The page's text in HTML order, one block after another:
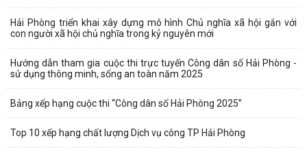
Hải Phòng triển khai xây dựng mô hình Chủ nghĩa xã hội gắn với
con người xã hội chủ nghĩa trong kỷ nguyên mới
Hướng dẫn tham gia cuộc thi trực tuyến Công dân số Hải Phòng -
sử dụng thông minh, sống an toàn năm 2025
Bảng xếp hạng cuộc thi “Công dân số Hải Phòng 2025”
Top 10 xếp hạng chất lượng Dịch vụ công TP Hải Phòng